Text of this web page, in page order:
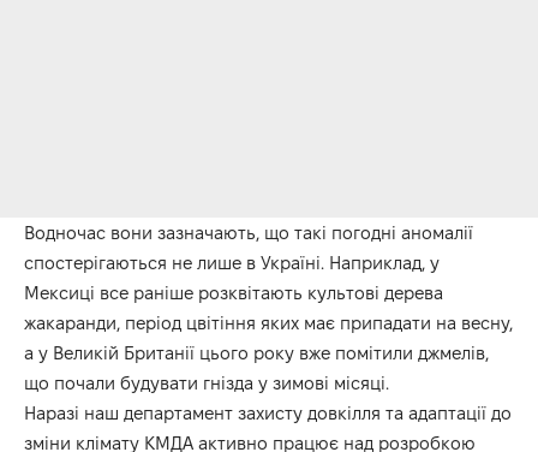
Водночас вони зазначають, що такі погодні аномалії
спостерігаються не лише в Україні. Наприклад, у
Мексиці все раніше розквітають культові дерева
жакаранди, період цвітіння яких має припадати на весну,
а у Великій Британії цього року вже помітили джмелів,
що почали будувати гнізда у зимові місяці.
Наразі наш департамент захисту довкілля та адаптації до
зміни клімату КМДА активно працює над розробкою